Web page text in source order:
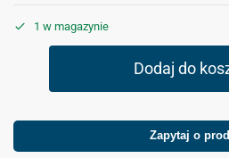
1 w magazynie
Dodaj do